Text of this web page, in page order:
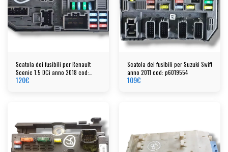
Scatola dei fusibili per Renault
Scenic 1.5 DCi anno 2018 cod:
284b66727r
120€
Scatola dei fusibili per Suzuki Swift
anno 2011 cod: p6019554
109€